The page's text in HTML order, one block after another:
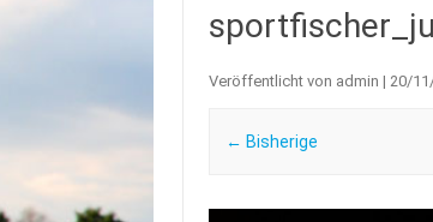
Veröffentlicht von admin | 20/
← Bisherige